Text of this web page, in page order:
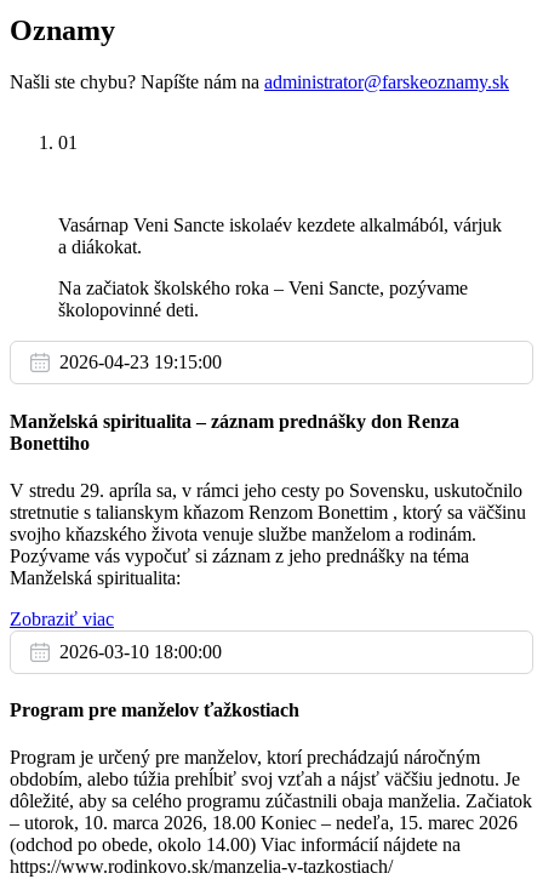
28.8.
18:30
Št
29.8.
18:00
Reca (magy.)
30.8.
18:30
† Gyula és Lajoska testvérekért
Boldog (magy.)
So
18:00
Za zdravie a BP pre Pavlu
Boldog (slov.)
Oznamy
Našli ste chybu? Napíšte nám na administrator@farskeoznamy.sk
01
Vasárnap Veni Sancte iskolaév kezdete alkalmából, várjuk
a diákokat.
Na začiatok školského roka – Veni Sancte, pozývame
školopovinné deti.
2026-04-23 19:15:00
Manželská spiritualita – záznam prednášky don Renza
Bonettiho
V stredu 29. apríla sa, v rámci jeho cesty po Sovensku, uskutočnilo
stretnutie s talianskym kňazom Renzom Bonettim , ktorý sa väčšinu
svojho kňazského života venuje službe manželom a rodinám.
Pozývame vás vypočuť si záznam z jeho prednášky na téma
Manželská spiritualita:
Zobraziť viac
2026-03-10 18:00:00
Program pre manželov ťažkostiach
Program je určený pre manželov, ktorí prechádzajú náročným
obdobím, alebo túžia prehĺbiť svoj vzťah a nájsť väčšiu jednotu. Je
dôležité, aby sa celého programu zúčastnili obaja manželia. Začiatok
– utorok, 10. marca 2026, 18.00 Koniec – nedeľa, 15. marec 2026
(odchod po obede, okolo 14.00) Viac informácií nájdete na
https://www.rodinkovo.sk/manzelia-v-tazkostiach/